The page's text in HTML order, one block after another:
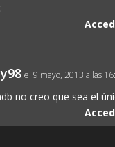
el 9 mayo, 2013 a las
no creo que sea el